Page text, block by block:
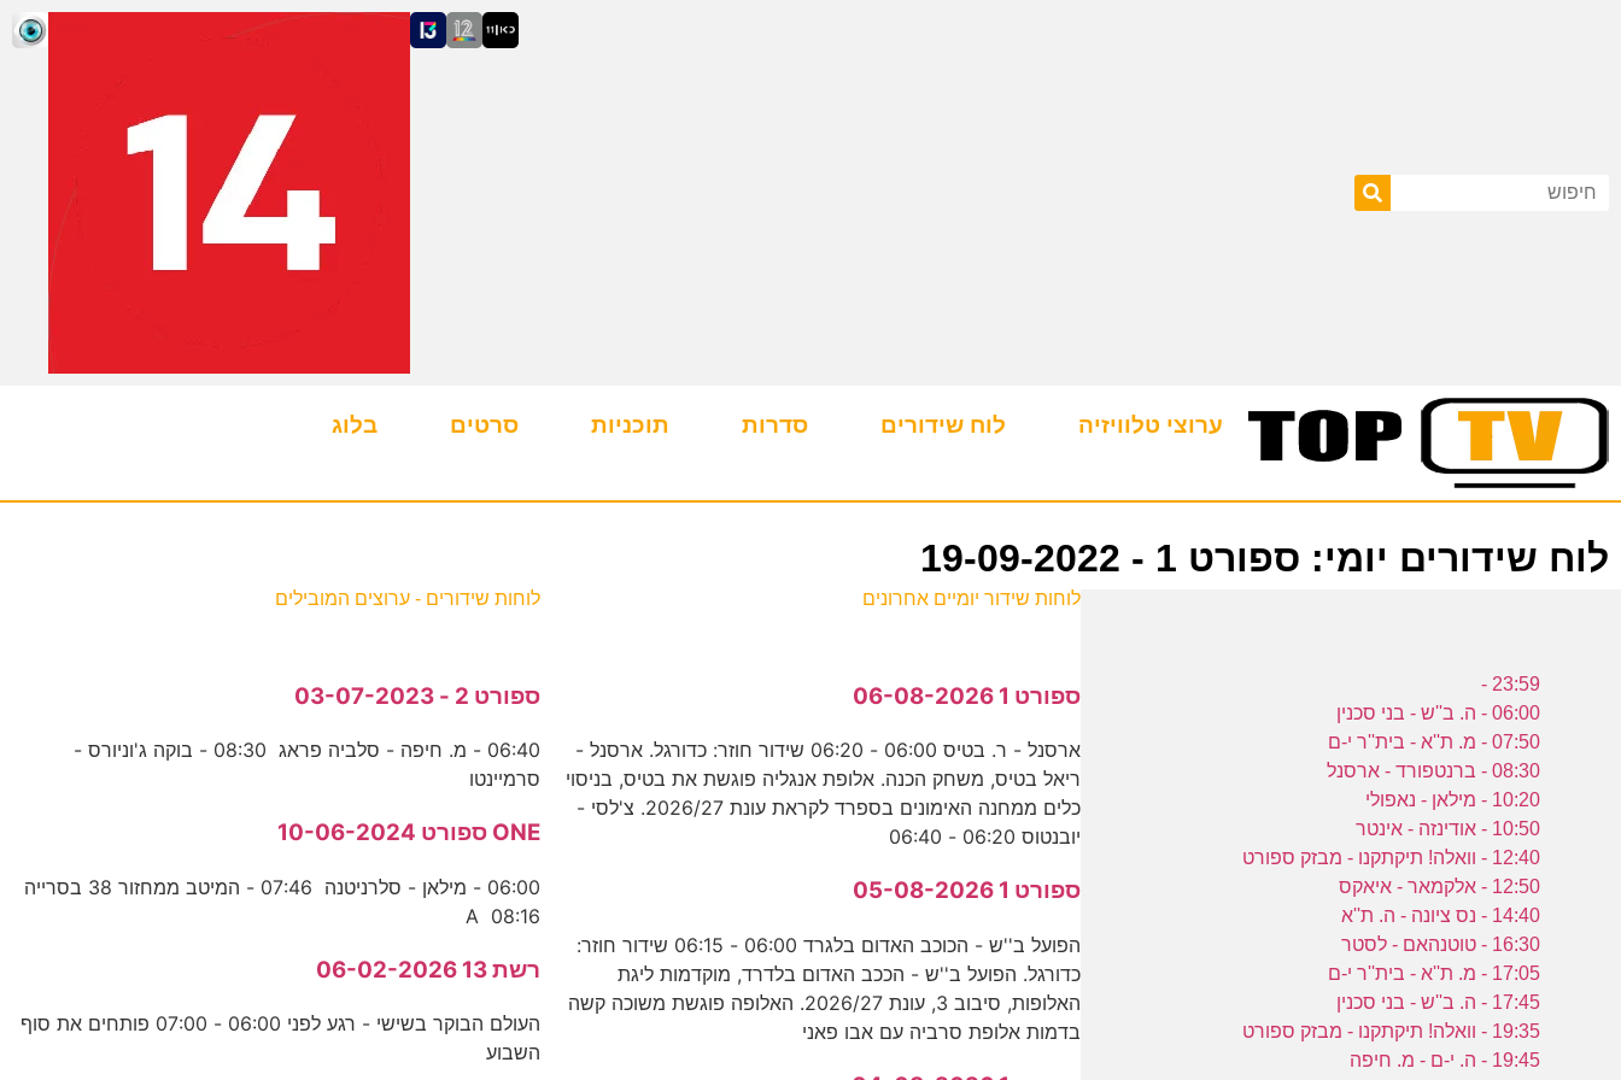
ערוצי טלוויזיה לוח שידורים סדרות תוכניות סרטים בלוג
לוח שידורים יומי: ספורט 1 - 19-09-2022
23:59 -
06:00 - ה. ב''ש - בני סכנין
07:50 - מ. ת''א - בית''ר י-ם
08:30 - ברנטפורד - ארסנל
10:20 - מילאן - נאפולי
10:50 - אודינזה - אינטר
12:40 - וואלה! תיקתקנו - מבזק ספורט
12:50 - אלקמאר - איאקס
14:40 - נס ציונה - ה. ת''א
16:30 - טוטנהאם - לסטר
17:05 - מ. ת''א - בית''ר י-ם
17:45 - ה. ב''ש - בני סכנין
19:35 - וואלה! תיקתקנו - מבזק ספורט
19:45 - ה. י-ם - מ. חיפה
לוחות שידור יומיים אחרונים
ספורט 1 06-08-2026
ארסנל - ר. בטיס 06:00 - 06:20 שידור חוזר: כדורגל. ארסנל -
ריאל בטיס, משחק הכנה. אלופת אנגליה פוגשת את בטיס, בניסוי
כלים ממחנה האימונים בספרד לקראת עונת 2026/27. צ'לסי -
יובנטוס 06:20 - 06:40
ספורט 1 05-08-2026
הפועל ב''ש - הכוכב האדום בלגרד 06:00 - 06:15 שידור חוזר:
כדורגל. הפועל ב''ש - הככב האדום בלדרד, מוקדמות ליגת
האלופות, סיבוב 3, עונת 2026/27. האלופה פוגשת משוכה קשה
בדמות אלופת סרביה עם אבו פאני
לוחות שידורים - ערוצים המובילים
ספורט 2 - 03-07-2023
06:40 - מ. חיפה - סלביה פראג 08:30 - בוקה ג'וניורס -
סרמיינטו
ONE ספורט 10-06-2024
06:00 - מילאן - סלרניטנה 07:46 - המיטב ממחזור 38 בסרייה
A 08:16
רשת 13 06-02-2026
העולם הבוקר בשישי - רגע לפני 06:00 - 07:00 פותחים את סוף
השבוע